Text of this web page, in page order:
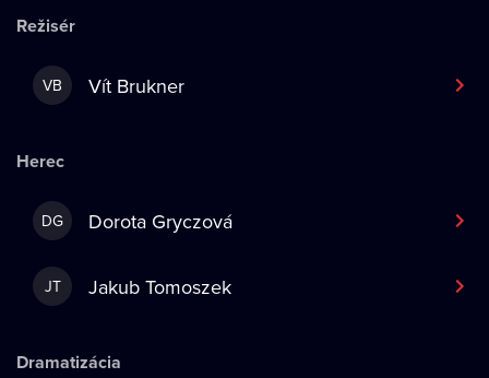
Režisér
VB Vít Brukner
Herec
DG Dorota Gryczová
JT Jakub Tomoszek
Dramatizácia